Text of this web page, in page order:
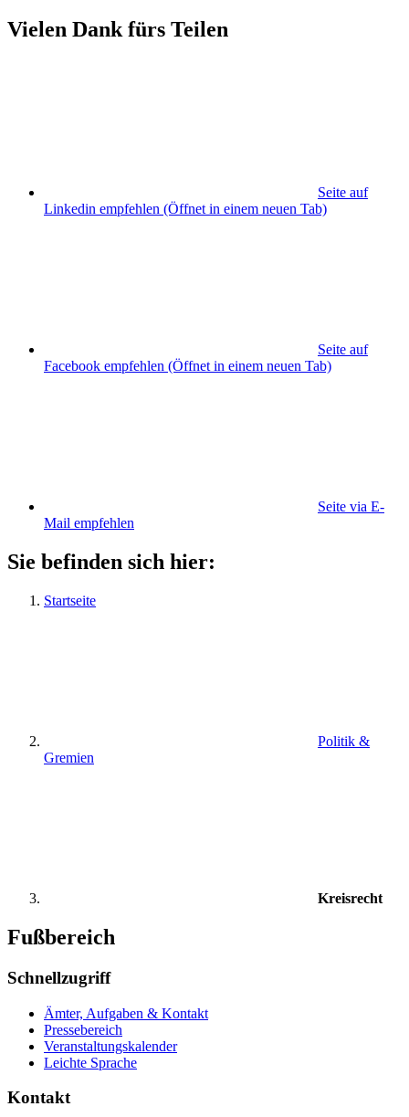
Vielen Dank fürs Teilen
Seite auf
Linkedin empfehlen (Öffnet in einem neuen Tab)
Seite auf
Facebook empfehlen (Öffnet in einem neuen Tab)
Seite via E-
Mail empfehlen
Sie befinden sich hier:
Startseite
Politik &
Gremien
Kreisrecht
Fußbereich
Schnellzugriff
Ämter, Aufgaben & Kontakt
Pressebereich
Veranstaltungskalender
Leichte Sprache
Kontakt